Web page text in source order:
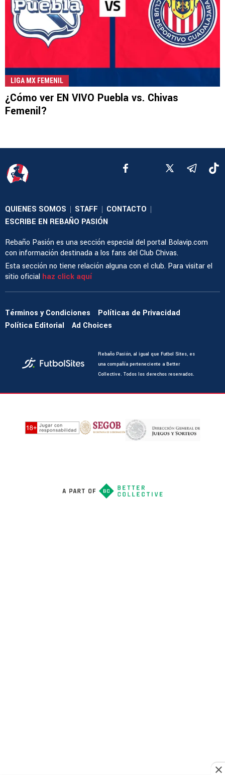
LIGA MX FEMENIL
¿Cómo ver EN VIVO Puebla vs. Chivas
Femenil?
QUIENES SOMOS | STAFF | CONTACTO |
ESCRIBE EN REBAÑO PASIÓN
Rebaño Pasión es una sección especial del portal Bolavip.com
con información destinada a los fans del Club Chivas.
Esta sección no tiene relación alguna con el club. Para visitar el
sitio oficial haz click aquí
Términos y Condiciones
Políticas de Privacidad
Política Editorial
Ad Choices
Rebaño Pasión, al igual que Futbol Sites, es
una compañía perteneciente a Better
Collective. Todos los derechos reservados.